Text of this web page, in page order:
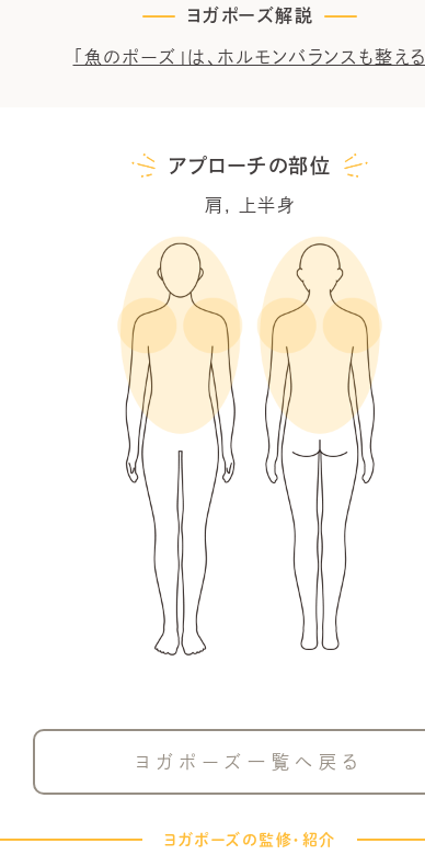
ヨガポーズ解説
「魚のポーズ」は、ホルモンバランスも整える
アプローチの部位
肩 上半身
ヨガポーズ一覧へ戻る
ヨガポーズの監修・紹介